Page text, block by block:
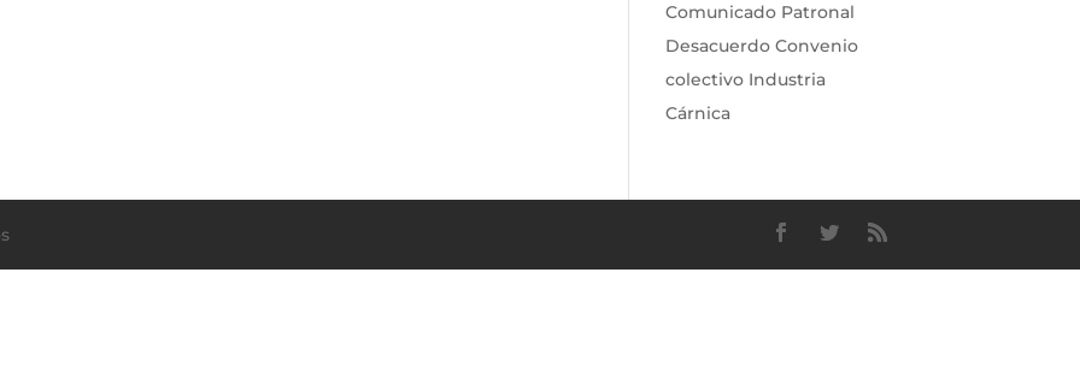
Comunicado Patronal
Desacuerdo Convenio
colectivo Industria
Cárnica